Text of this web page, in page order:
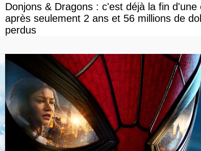
Donjons & Dragons : c'est déjà la fin d'une
après seulement 2 ans et 56 millions de
perdus